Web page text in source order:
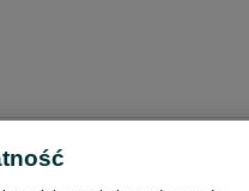
Rosówek